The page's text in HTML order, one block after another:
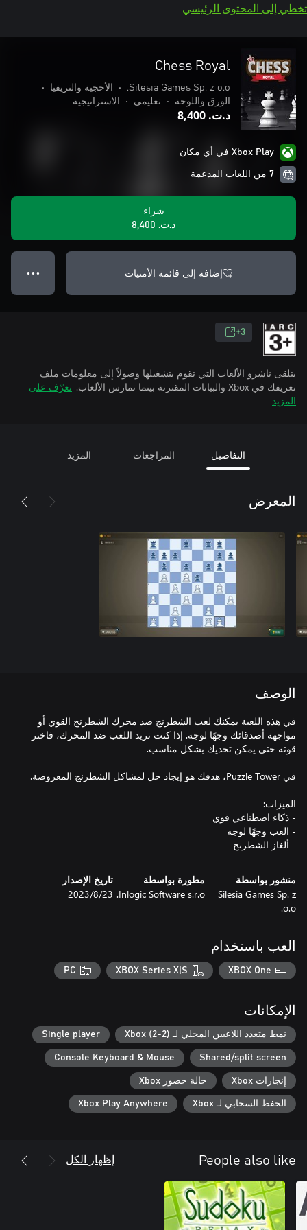
تخطي إلى المحتوى الرئيسي
Chess Royal
Silesia Games Sp. z o.o.
• الأحجية والتريفيا
•
الورق واللوحة
• تعليمي • الاستراتيجية
د.ت.‏ 8,400
Xbox Play في أي مكان
7 من اللغات المدعمة
شراء
د.ت.‏ 8,400
إضافة إلى قائمة الأمنيات ● ● ●
3+
يتلقى ناشرو الألعاب التي تقوم بتشغيلها وصولاً إلى معلومات ملف
تعريفك في Xbox والبيانات المقترنة بينما تمارس الألعاب.
تعرّف على
المزيد
التفاصيل المراجعات المزيد
المعرض
الوصف
في هذه اللعبة يمكنك لعب الشطرنج ضد محرك الشطرنج القوي أو
مواجهة أصدقائك وجهًا لوجه. إذا كنت تريد اللعب ضد المحرك، فاختر
- ألغاز الشطرنج
منشور بواسطة
Silesia Games Sp. z
o.o.
مطورة بواسطة
Inlogic Software s.r.o.
تاريخ الإصدار
23‏/8‏/2023
العب باستخدام
XBOX One
XBOX Series X|S
PC
الإمكانات
نمط متعدد اللاعبين المحلي لـ Xbox (2-2) Single player
Shared/split screen
Console Keyboard & Mouse
إنجازات Xbox حالة حضور Xbox
الحفظ السحابي لـ Xbox Xbox Play Anywhere
People also like إظهار الكل